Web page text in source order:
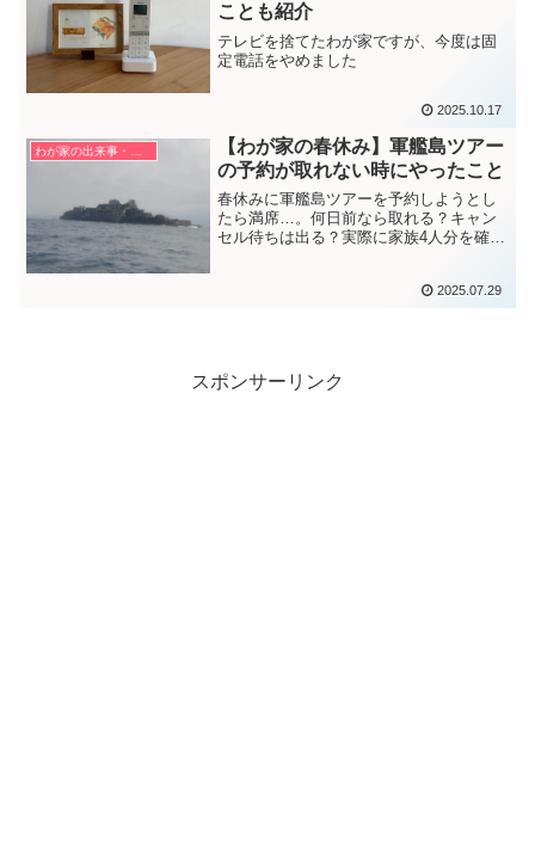
ことも紹介
テレビを捨てたわが家ですが、今度は固
定電話をやめました
2025.10.17
【わが家の春休み】軍艦島ツアー
の予約が取れない時にやったこと
春休みに軍艦島ツアーを予約しようとし
たら満席…。何日前なら取れる？キャン
セル待ちは出る？実際に家族4人分を確保
2025.07.29
スポンサーリンク